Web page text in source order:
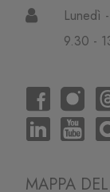
Lunedì
9.30 -
MAPPA